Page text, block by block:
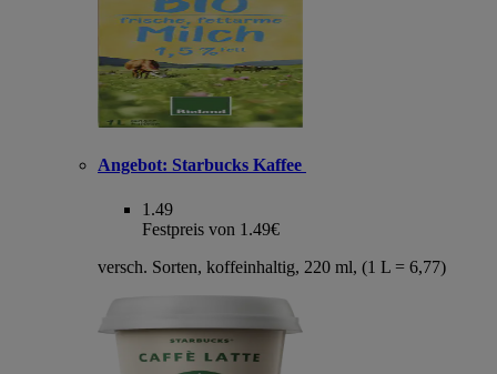
Angebot: Starbucks Kaffee
1.49
Festpreis von 1.49€
versch. Sorten, koffeinhaltig, 220 ml, (1 L = 6,77)